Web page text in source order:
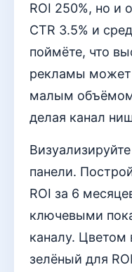
ROI 250%, но и
CTR 3.5% и
поймёте, что
рекламы может
малым
делая канал
панели.
ROI за 6
ключевыми
каналу. Цветом
зелёный для